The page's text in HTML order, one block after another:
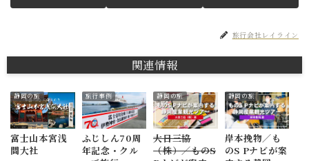
旅行会社レイライン
関連情報
静岡の旅
富士山本宮浅
間大社
旅行事例
ふじしん70周
年記念・クル
静岡の旅
大日三協
（株）／ものS
静岡の旅
岸本挽物／も
のS Pナビが案